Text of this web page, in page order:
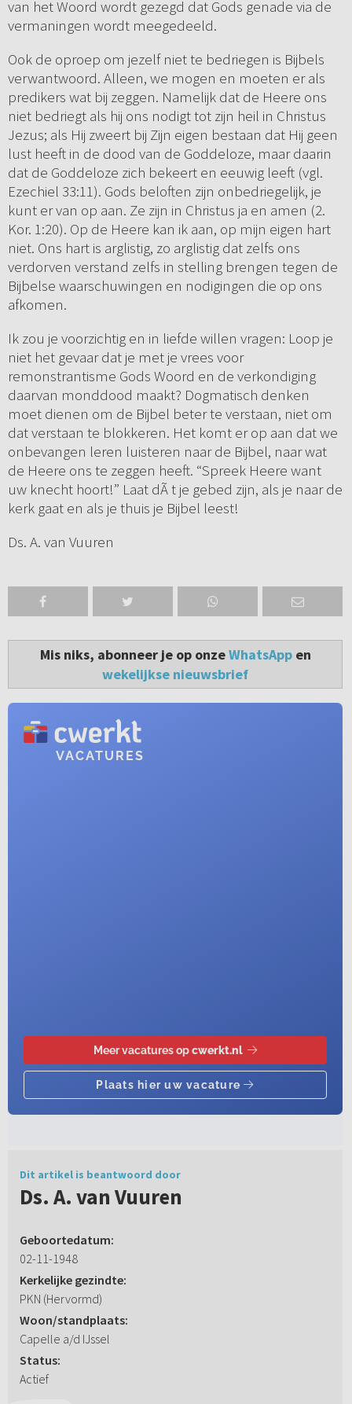
van het Woord wordt gezegd dat Gods genade via de
vermaningen wordt meegedeeld.
Ook de oproep om jezelf niet te bedriegen is Bijbels
verwantwoord. Alleen, we mogen en moeten er als
predikers wat bij zeggen. Namelijk dat de Heere ons
niet bedriegt als hij ons nodigt tot zijn heil in Christus
Jezus; als Hij zweert bij Zijn eigen bestaan dat Hij geen
lust heeft in de dood van de Goddeloze, maar daarin
dat de Goddeloze zich bekeert en eeuwig leeft (vgl.
Ezechiel 33:11). Gods beloften zijn onbedriegelijk, je
kunt er van op aan. Ze zijn in Christus ja en amen (2.
Kor. 1:20). Op de Heere kan ik aan, op mijn eigen hart
niet. Ons hart is arglistig, zo arglistig dat zelfs ons
verdorven verstand zelfs in stelling brengen tegen de
Bijbelse waarschuwingen en nodigingen die op ons
afkomen.
Ik zou je voorzichtig en in liefde willen vragen: Loop je
niet het gevaar dat je met je vrees voor
remonstrantisme Gods Woord en de verkondiging
daarvan monddood maakt? Dogmatisch denken
moet dienen om de Bijbel beter te verstaan, niet om
dat verstaan te blokkeren. Het komt er op aan dat we
onbevangen leren luisteren naar de Bijbel, naar wat
de Heere ons te zeggen heeft. “Spreek Heere want
uw knecht hoort!” Laat dÃ t je gebed zijn, als je naar de
kerk gaat en als je thuis je Bijbel leest!
Ds. A. van Vuuren
Mis niks, abonneer je op onzeWhatsAppen
wekelijkse nieuwsbrief
Dit artikel is beantwoord door
Ds. A. van Vuuren
Geboortedatum:
02-11-1948
Kerkelijke gezindte:
PKN (Hervormd)
Woon/standplaats:
Capelle a/d IJssel
Status:
Actief